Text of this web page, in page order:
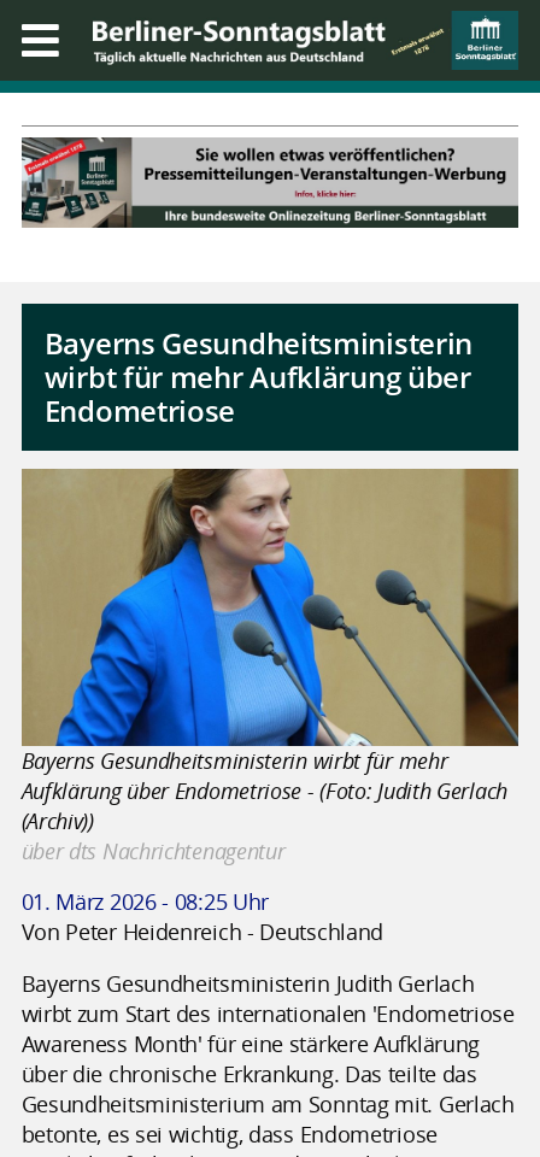
Bayerns Gesundheitsministerin
wirbt für mehr Aufklärung über
Endometriose
Bayerns Gesundheitsministerin wirbt für mehr
Aufklärung über Endometriose - (Foto: Judith Gerlach
(Archiv))
über dts Nachrichtenagentur
01. März 2026 - 08:25 Uhr
Von Peter Heidenreich - Deutschland
Bayerns Gesundheitsministerin Judith Gerlach
wirbt zum Start des internationalen 'Endometriose
Awareness Month' für eine stärkere Aufklärung
über die chronische Erkrankung. Das teilte das
Gesundheitsministerium am Sonntag mit. Gerlach
betonte, es sei wichtig, dass Endometriose